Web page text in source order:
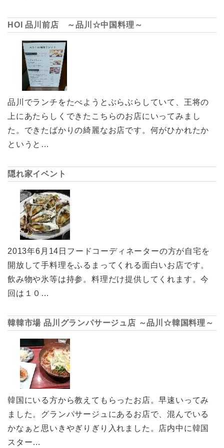
HOI 品川前店 ～品川☆中国料理～
品川でランチをたべようとぶらぶらしていて、王将の
上にあたらしくできたこちらのお店にいってみまし
た。できたばかりの綺麗なお店です。何がひかれたか
というと…
隠れ家イベント
2013年6月14日フードコーディネーターの方が自宅を
開放して手料理をふるまってくれる面白いお店です。
飲み物や氷等は持参。料理だけ提供してくれます。今
回は１０…
韓韓市場 品川グランパサージュ店 ～品川☆韓国料理～
韓国にいる方から教えてもらったお店。早速いってみ
ました。グランパサージュにあるお店で、混んでいる
かなぁと思いきやぎりぎり入れました。店内中に韓国
スター…